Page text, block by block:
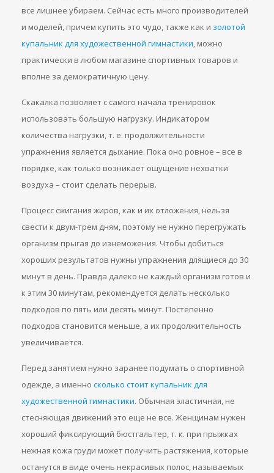
все лишнее убираем. Сейчас есть много производителей
и моделей, причем купить это чудо, также как и золотой
купальник для художественной гимнастики, можно
практически в любом магазине спортивных товаров и
вполне за демократичную цену.
Скакалка позволяет с самого начала тренировок
использовать большую нагрузку. Индикатором
количества нагрузки, т. е. продолжительности
упражнения является дыхание. Пока оно ровное – все в
порядке, как только возникает ощущение нехватки
воздуха – стоит сделать перерыв.
Процесс сжигания жиров, как и их отложения, нельзя
свести к двум-трем дням, поэтому не нужно перегружать
организм прыгая до изнеможения. Чтобы добиться
хороших результатов нужны упражнения длящиеся до 30
минут в день. Правда далеко не каждый организм готов и
к этим 30 минутам, рекомендуется делать несколько
подходов по пять или десять минут. Постепенно
подходов становится меньше, а их продолжительность
увеличивается.
Перед занятием нужно заранее подумать о спортивной
одежде, а именно сколько стоит купальник для
художественной гимнастики. Обычная эластичная, не
стесняющая движений это еще не все. Женщинам нужен
хороший фиксирующий бюстгальтер, т. к. при прыжках
нежная кожа груди может получить растяжения, которые
останутся в виде очень некрасивых полос, называемых